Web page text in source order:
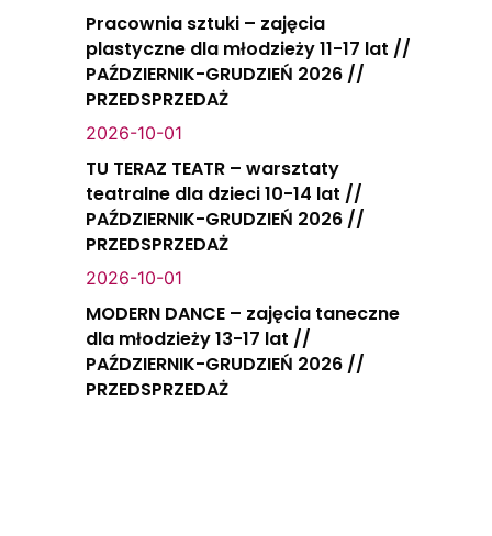
Pracownia sztuki – zajęcia
plastyczne dla młodzieży 11-17 lat //
PAŹDZIERNIK-GRUDZIEŃ 2026 //
PRZEDSPRZEDAŻ
2026-10-01
TU TERAZ TEATR – warsztaty
teatralne dla dzieci 10-14 lat //
PAŹDZIERNIK-GRUDZIEŃ 2026 //
PRZEDSPRZEDAŻ
2026-10-01
MODERN DANCE – zajęcia taneczne
dla młodzieży 13-17 lat //
PAŹDZIERNIK-GRUDZIEŃ 2026 //
PRZEDSPRZEDAŻ